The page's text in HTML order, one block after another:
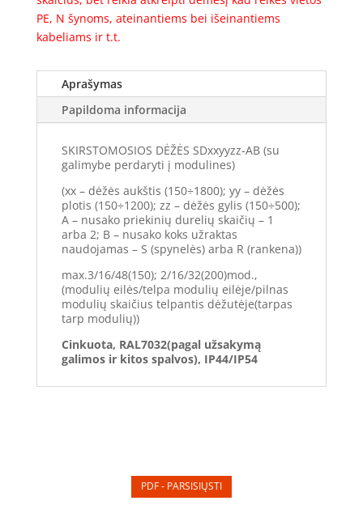
PE, N šynoms, ateinantiems bei išeinantiems
kabeliams ir t.t.
Aprašymas
Papildoma informacija
SKIRSTOMOSIOS DĖŽĖS SDxxyyzz-AB (su
galimybe perdaryti į modulines)
(xx – dėžės aukštis (150÷1800); yy – dėžės
plotis (150÷1200); zz – dėžės gylis (150÷500);
A – nusako priekinių durelių skaičių – 1
arba 2; B – nusako koks užraktas
naudojamas – S (spynelės) arba R (rankena))
max.3/16/48(150); 2/16/32(200)mod.,
(modulių eilės/telpa modulių eilėje/pilnas
modulių skaičius telpantis dėžutėje(tarpas
tarp modulių))
Cinkuota, RAL7032(pagal užsakymą
galimos ir kitos spalvos), IP44/IP54
PDF - PARSISIŲSTI